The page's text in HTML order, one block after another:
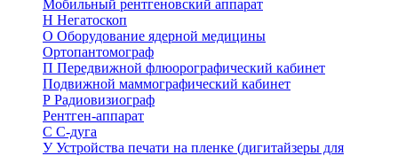
Мобильный рентгеновский аппарат
Н Негатоскоп
О Оборудование ядерной медицины
Ортопантомограф
П Передвижной флюорографический кабинет
Подвижной маммографический кабинет
Р Радиовизиограф
Рентген-аппарат
С С-дуга
УУстройства печати на пленке (дигитайзеры для